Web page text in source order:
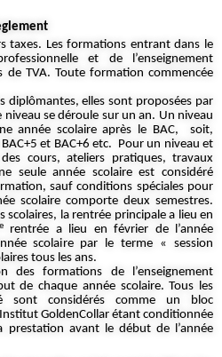
taxes. Les formations entrant dans le
et de l’enseignement
de TVA. Toute formation commencée
diplômantes, elles sont proposées par
niveau se déroule sur un an. Un niveau
année scolaire après le BAC, soit,
BAC+5 et BAC+6 etc. Pour un niveau et
des cours, ateliers pratiques, travaux
seule année scolaire est considéré
sauf conditions spéciales pour
scolaire comporte deux semestres.
scolaires, la rentrée principale a lieu en
rentrée a lieu en février de l’année
scolaire par le terme « session
tous les ans.
des formations de l’enseignement
de chaque année scolaire. Tous les
sont considérés comme un bloc
GoldenCollar étant conditionnée
prestation avant le début de l’année